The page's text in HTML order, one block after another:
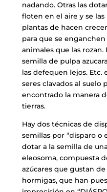
nadando. Otras las
floten en el aire y se
plantas de hacen
para que se
animales que las
semilla de pulpa
las defequen lejos. Etc.
seres clavados al suelo
encontrado la manera
tierras.
Hay dos técnicas de
semillas por “disparo o
dotar a la semilla de
eleosoma, compuesta
azúcares que gustan
hormigas, que han